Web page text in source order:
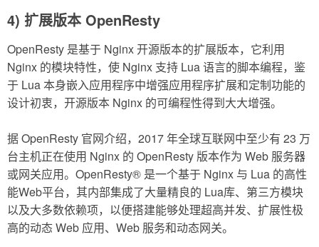
4) 扩展版本 OpenResty
OpenResty 是基于 Nginx 开源版本的扩展版本，它利用
Nginx 的模块特性，使 Nginx 支持 Lua 语言的脚本编程，鉴
于 Lua 本身嵌入应用程序中增强应用程序扩展和定制功能的
设计初衷，开源版本 Nginx 的可编程性得到大大增强。
据 OpenResty 官网介绍，2017 年全球互联网中至少有 23 万
台主机正在使用 Nginx 的 OpenResty 版本作为 Web 服务器
或网关应用。OpenResty® 是一个基于 Nginx 与 Lua 的高性
能Web平台，其内部集成了大量精良的 Lua库、第三方模块
以及大多数依赖项，以便搭建能够处理超高并发、扩展性极
高的动态 Web 应用、Web 服务和动态网关。